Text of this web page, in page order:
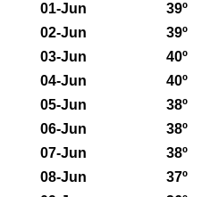
01-Jun 39º
02-Jun
39º
03-Jun
40º
04-Jun
40º
05-Jun
38º
06-Jun
38º
07-Jun
38º
08-Jun
37º